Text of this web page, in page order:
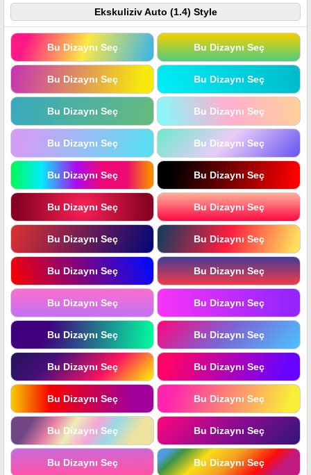
Ekskuliziv Auto (1.4) Style
Bu Dizaynı Seç Bu Dizaynı Seç
Bu Dizaynı Seç Bu Dizaynı Seç
Bu Dizaynı Seç Bu Dizaynı Seç
Bu Dizaynı Seç Bu Dizaynı Seç
Bu Dizaynı Seç Bu Dizaynı Seç
Bu Dizaynı Seç Bu Dizaynı Seç
Bu Dizaynı Seç Bu Dizaynı Seç
Bu Dizaynı Seç Bu Dizaynı Seç
Bu Dizaynı Seç Bu Dizaynı Seç
Bu Dizaynı Seç Bu Dizaynı Seç
Bu Dizaynı Seç Bu Dizaynı Seç
Bu Dizaynı Seç Bu Dizaynı Seç
Bu Dizaynı Seç Bu Dizaynı Seç
Bu Dizaynı Seç Bu Dizaynı Seç